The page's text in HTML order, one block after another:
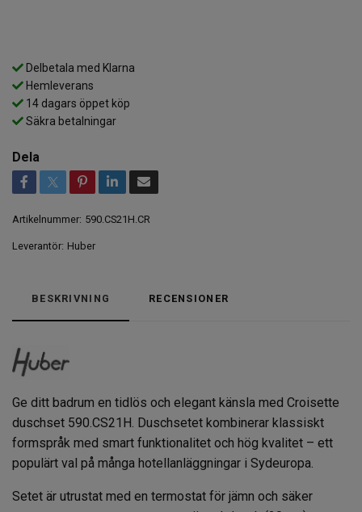
Delbetala med Klarna
Hemleverans
14 dagars öppet köp
Säkra betalningar
Dela
Artikelnummer: 590.CS21H.CR
Leverantör: Huber
BESKRIVNING RECENSIONER
Ge ditt badrum en tidlös och elegant känsla med Croisette
duschset 590.CS21H. Duschsetet kombinerar klassiskt
formspråk med smart funktionalitet och hög kvalitet – ett
populärt val på många hotellanläggningar i Sydeuropa.
Setet är utrustat med en termostat för jämn och säker